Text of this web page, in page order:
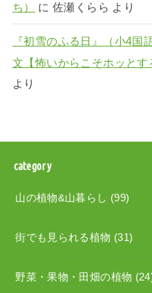
ち）
に 佐瀬くらら より
『初雪のふる日』（小4国
文【怖いからこそホッとす
より
category
山の植物&山暮らし (99)
街でも見られる植物 (31)
野菜・果物・田畑の植物